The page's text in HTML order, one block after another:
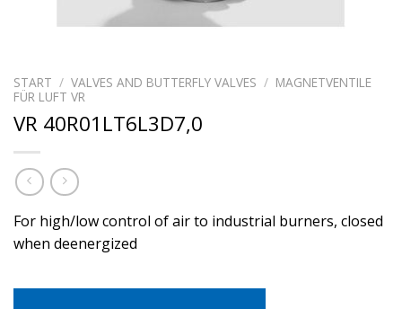
START / VALVES AND BUTTERFLY VALVES / MAGNETVENTILE
FÜR LUFT VR
VR 40R01LT6L3D7,0
For high/low control of air to industrial burners, closed
when deenergized